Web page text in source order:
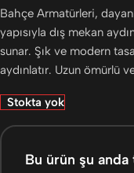
Bahçe Armatürleri,
yapısıyla dış mekan
sunar. Şık ve modern
aydınlatır. Uzun ömürlü
Stokta yok
Bu ürün şu